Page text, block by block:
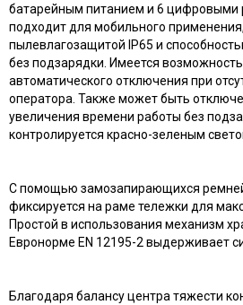
батарейным питанием и 6 цифровыми
подходит для мобильного
пылевлагозащитой IP65 и
без подзарядки. Имеется
автоматического отключения при
оператора. Также может быть
увеличения времени работы без
контролируется красно-зеленым
С помощью замозапирающихся
фиксируется на раме тележки для
Простой в использования механизм
Евронорме EN 12195-2 выдерживает
Благодаря балансу центра тяжести